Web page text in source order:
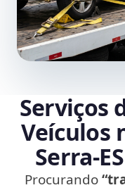
Serviços
Veículos
Procurando